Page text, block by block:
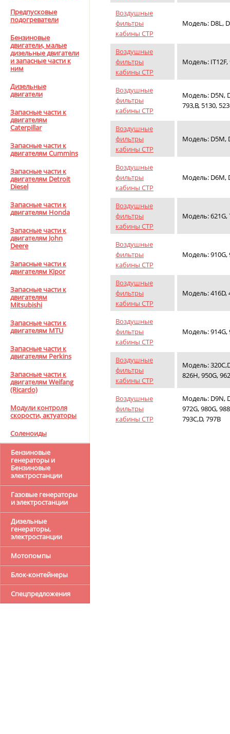
Предпусковые
подогреватели
Бензиновые
двигатели, малые
дизельные двигатели
и запасные части к
ним
Дизельные
двигатели
Запасные части к
двигателям
Caterpillar
Запасные части к
двигателям Cummins
Запасные части к
двигателям Detroit
Diesel
Запасные части к
двигателям Honda
Запасные части к
двигателям John
Deere
Запасные части к
двигателям Kipor
Запасные части к
двигателям
Mitsubishi
Запасные части к
двигателям MTU
Запасные части к
двигателям Perkins
Запасные части к
двигателям Weifang
(Ricardo)
Модули контроля
скорости, актуаторы
Соленоиды
Бензиновые
генераторы и
Бензиновые
электростанции
Газовые генераторы
и электростанции
Дизельные
генераторы,
электростанции
Мотопомпы
Блок-контейнеры
Спецпредложения
Воздушные
фильтры
кабины CTP
Модель: D8L,
Воздушные
фильтры
кабины CTP
Модель: IT12F,
Воздушные
фильтры
кабины CTP
Модель: D5N,
793,B, 5130,
Воздушные
фильтры
кабины CTP
Модель: D5M,
Воздушные
фильтры
кабины CTP
Модель: D6M,
Воздушные
фильтры
кабины CTP
Модель: 621G,
Воздушные
фильтры
кабины CTP
Модель: 910G,
Воздушные
фильтры
кабины CTP
Модель: 416D,
Воздушные
фильтры
кабины CTP
Модель: 914G,
Воздушные
фильтры
кабины CTP
Модель:
826H, 950G,
Воздушные
фильтры
кабины CTP
Модель: D9N,
972G, 980G,
793C,D, 797B